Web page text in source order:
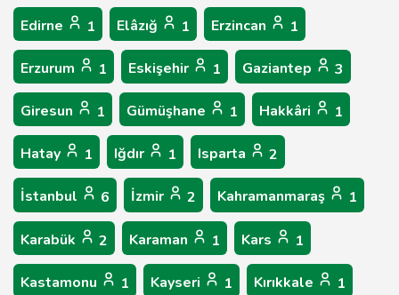
Edirne 1 Elâzığ 1 Erzincan 1
Erzurum 1 Eskişehir 1 Gaziantep 3
Giresun 1 Gümüşhane 1 Hakkâri 1
Hatay 1 Iğdır 1 Isparta 2
İstanbul 6 İzmir 2 Kahramanmaraş 1
Karabük 2 Karaman 1 Kars 1
Kastamonu 1 Kayseri 1 Kırıkkale 1